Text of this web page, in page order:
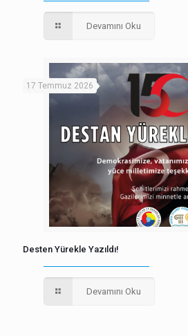
Devamını Oku
17 Temmuz 2026
Desten Yürekle Yazıldı!
Devamını Oku